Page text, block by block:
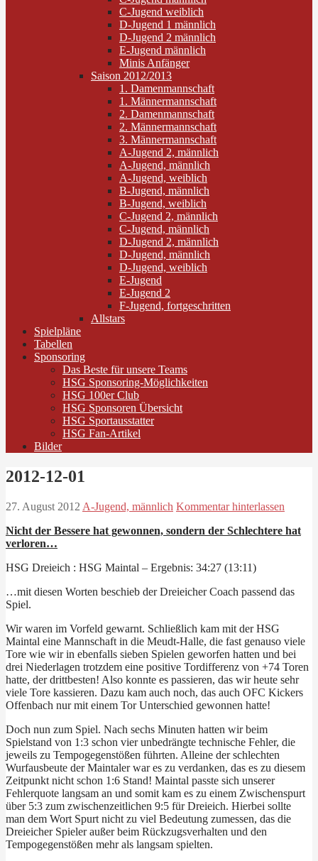
C-Jugend weiblich
D-Jugend 1 männlich
D-Jugend 2 männlich
E-Jugend männlich
Minis Anfänger
Saison 2012/2013
1. Damenmannschaft
1. Männermannschaft
2. Damenmannschaft
2. Männermannschaft
3. Männermannschaft
A-Jugend 2, männlich
A-Jugend, männlich
A-Jugend, weiblich
B-Jugend, männlich
B-Jugend, weiblich
C-Jugend 2, männlich
C-Jugend, männlich
D-Jugend 2, männlich
D-Jugend, männlich
D-Jugend, weiblich
E-Jugend
E-Jugend 2
F-Jugend, fortgeschritten
Allstars
Spielpläne
Tabellen
Sponsoring
Das Beste für unsere Teams
HSG Sponsoring-Möglichkeiten
HSG 100er Club
HSG Sponsoren Übersicht
HSG Sportausstatter
HSG Fan-Artikel
Bilder
2012-12-01
27. August 2012 A-Jugend, männlich Kommentar hinterlassen
Nicht der Bessere hat gewonnen, sondern der Schlechtere hat
verloren…
HSG Dreieich : HSG Maintal – Ergebnis: 34:27 (13:11)
…mit diesen Worten beschieb der Dreieicher Coach passend das
Spiel.
Wir waren im Vorfeld gewarnt. Schließlich kam mit der HSG
Maintal eine Mannschaft in die Meudt-Halle, die fast genauso viele
Tore wie wir in ebenfalls sieben Spielen geworfen hatten und bei
drei Niederlagen trotzdem eine positive Tordifferenz von +74 Toren
hatte, der drittbesten! Also konnte es passieren, das wir heute sehr
viele Tore kassieren. Dazu kam auch noch, das auch OFC Kickers
Offenbach nur mit einem Tor Unterschied gewonnen hatte!
Doch nun zum Spiel. Nach sechs Minuten hatten wir beim
Spielstand von 1:3 schon vier unbedrängte technische Fehler, die
jeweils zu Tempogegenstößen führten. Alleine der schlechten
Wurfausbeute der Maintaler war es zu verdanken, das es zu diesem
Zeitpunkt nicht schon 1:6 Stand! Maintal passte sich unserer
Fehlerquote langsam an und somit kam es zu einem Zwischenspurt
über 5:3 zum zwischenzeitlichen 9:5 für Dreieich. Hierbei sollte
man dem Wort Spurt nicht zu viel Bedeutung zumessen, das die
Dreieicher Spieler außer beim Rückzugsverhalten und den
Tempogegenstößen mehr als langsam spielten.